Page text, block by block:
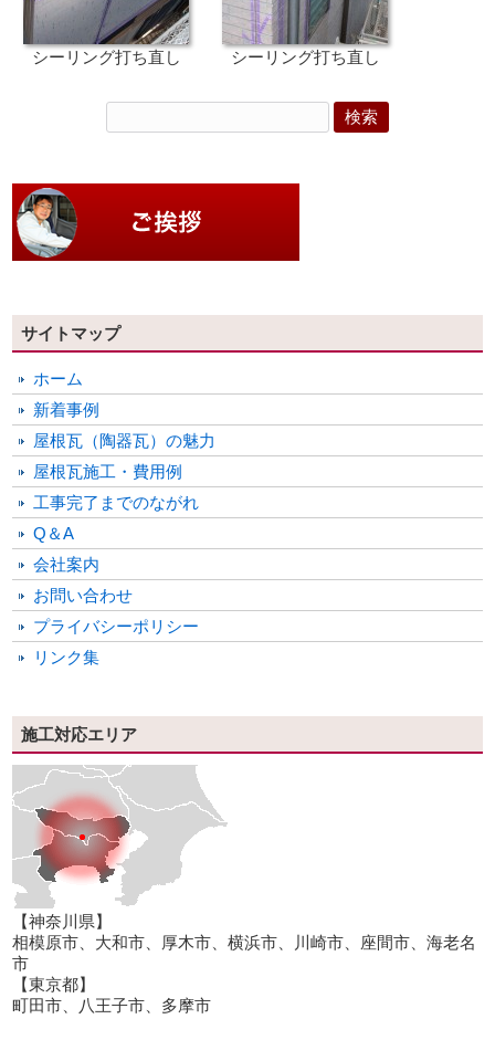
シーリング打ち直し シーリング打ち直し
サイトマップ
ホーム
新着事例
屋根瓦（陶器瓦）の魅力
屋根瓦施工・費用例
工事完了までのながれ
Q＆A
会社案内
お問い合わせ
プライバシーポリシー
リンク集
施工対応エリア
【神奈川県】
相模原市、大和市、厚木市、横浜市、川崎市、座間市、海老名
市
【東京都】
町田市、八王子市、多摩市